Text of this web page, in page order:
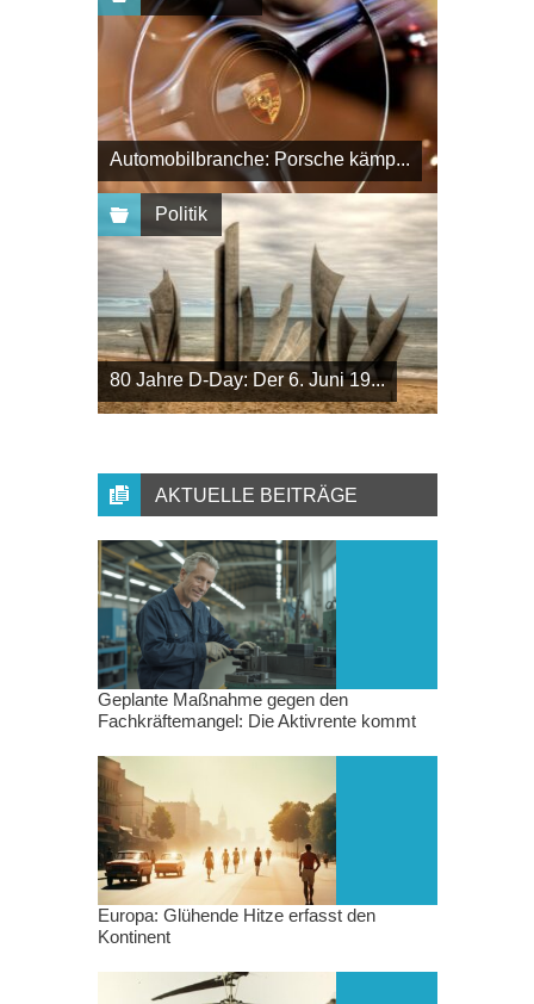
Automobilbranche: Porsche kämp...
Politik
80 Jahre D-Day: Der 6. Juni 19...
AKTUELLE BEITRÄGE
Geplante Maßnahme gegen den
Fachkräftemangel: Die Aktivrente kommt
Europa: Glühende Hitze erfasst den
Kontinent